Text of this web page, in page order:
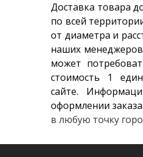
Доставка товара
по всей
от диаметра и
наших
может
стоимость 1
сайте.
оформлении заказа.
в любую точку